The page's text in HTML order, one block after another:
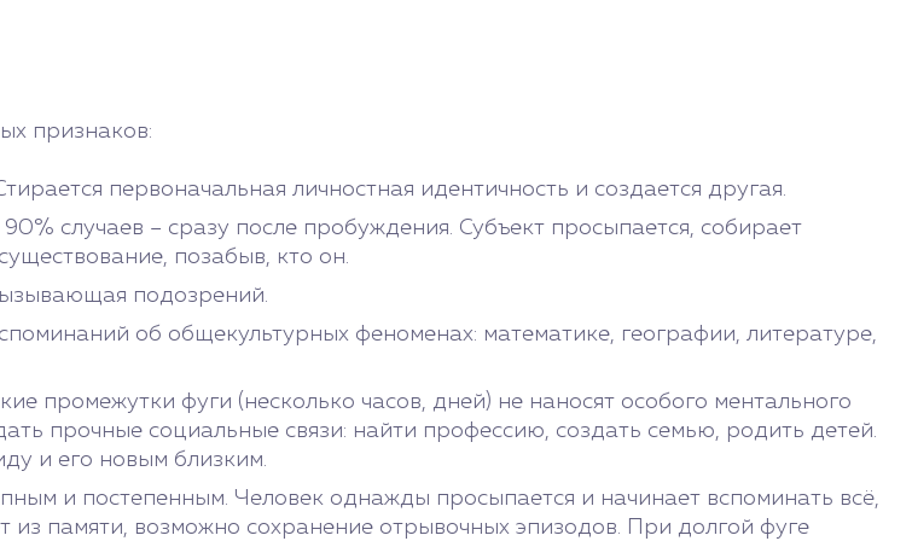
признаков:
первоначальная личностная идентичность и создается другая.
случаев – сразу после пробуждения. Субъект просыпается, собирает
позабыв, кто он.
подозрений.
об общекультурных феноменах: математике, географии, литературе,
промежутки фуги (несколько часов, дней) не наносят особого ментального
прочные социальные связи: найти профессию, создать семью, родить детей.
и его новым близким.
и постепенным. Человек однажды просыпается и начинает вспоминать всё,
памяти, возможно сохранение отрывочных эпизодов. При долгой фуге